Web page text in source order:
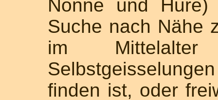
Nonne und Hure)
Suche nach Nähe
im
finden ist, oder